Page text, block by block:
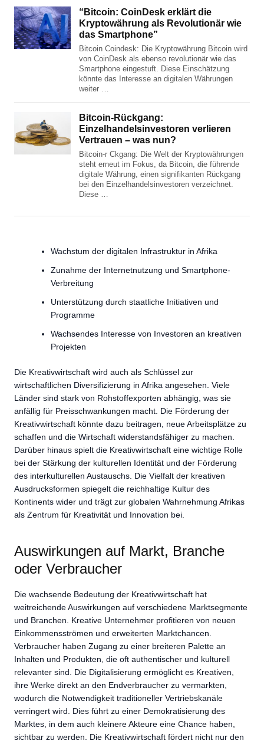
“Bitcoin: CoinDesk erklärt die
Kryptowährung als Revolutionär wie
das Smartphone”
Bitcoin Coindesk: Die Kryptowährung Bitcoin wird
von CoinDesk als ebenso revolutionär wie das
Smartphone eingestuft. Diese Einschätzung
könnte das Interesse an digitalen Währungen
weiter …
Bitcoin-Rückgang:
Einzelhandelsinvestoren verlieren
Vertrauen – was nun?
Bitcoin-r Ckgang: Die Welt der Kryptowährungen
steht erneut im Fokus, da Bitcoin, die führende
digitale Währung, einen signifikanten Rückgang
bei den Einzelhandelsinvestoren verzeichnet.
Diese …
Wachstum der digitalen Infrastruktur in Afrika
Zunahme der Internetnutzung und Smartphone-
Verbreitung
Unterstützung durch staatliche Initiativen und
Programme
Wachsendes Interesse von Investoren an kreativen
Projekten
Die Kreativwirtschaft wird auch als Schlüssel zur
wirtschaftlichen Diversifizierung in Afrika angesehen. Viele
Länder sind stark von Rohstoffexporten abhängig, was sie
anfällig für Preisschwankungen macht. Die Förderung der
Kreativwirtschaft könnte dazu beitragen, neue Arbeitsplätze zu
schaffen und die Wirtschaft widerstandsfähiger zu machen.
Darüber hinaus spielt die Kreativwirtschaft eine wichtige Rolle
bei der Stärkung der kulturellen Identität und der Förderung
des interkulturellen Austauschs. Die Vielfalt der kreativen
Ausdrucksformen spiegelt die reichhaltige Kultur des
Kontinents wider und trägt zur globalen Wahrnehmung Afrikas
als Zentrum für Kreativität und Innovation bei.
Auswirkungen auf Markt, Branche
oder Verbraucher
Die wachsende Bedeutung der Kreativwirtschaft hat
weitreichende Auswirkungen auf verschiedene Marktsegmente
und Branchen. Kreative Unternehmer profitieren von neuen
Einkommensströmen und erweiterten Marktchancen.
Verbraucher haben Zugang zu einer breiteren Palette an
Inhalten und Produkten, die oft authentischer und kulturell
relevanter sind. Die Digitalisierung ermöglicht es Kreativen,
ihre Werke direkt an den Endverbraucher zu vermarkten,
wodurch die Notwendigkeit traditioneller Vertriebskanäle
verringert wird. Dies führt zu einer Demokratisierung des
Marktes, in dem auch kleinere Akteure eine Chance haben,
sichtbar zu werden. Die Kreativwirtschaft fördert nicht nur den